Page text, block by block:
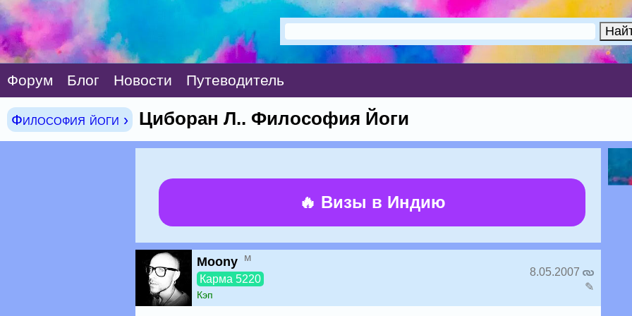
Форум Блог Новости Путеводитель
Философия йоги › Циборан Л.. Философия Йоги
🔥 Визы в Индию
Moony м
Карма 5220
Кэп
8.05.2007
✎